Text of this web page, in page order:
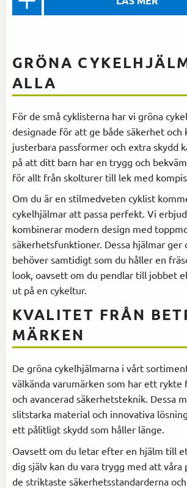
GRÖNA
ALLA
För de små cyklisterna har vi gröna
designade för att ge både säkerhet
justerbara passformer och extra skydd
på att ditt barn har en trygg och
för allt från skolturer till lek med
Om du är en stilmedveten cyklist
cykelhjälmar att passa perfekt. Vi
kombinerar modern design med
säkerhetsfunktioner. Dessa hjälmar ger
behöver samtidigt som du håller en
look, oavsett om du pendlar till jobbet
ut på en cykeltur.
KVALITET FRÅN
MÄRKEN
De gröna cykelhjälmarna i vårt
välkända varumärken som har ett
och avancerad säkerhetsteknik. Dessa
slitstarka material och innovativa
ett pålitligt skydd som håller länge.
Oavsett om du letar efter en hjälm till
dig själv kan du vara trygg med att
de striktaste säkerhetsstandarderna